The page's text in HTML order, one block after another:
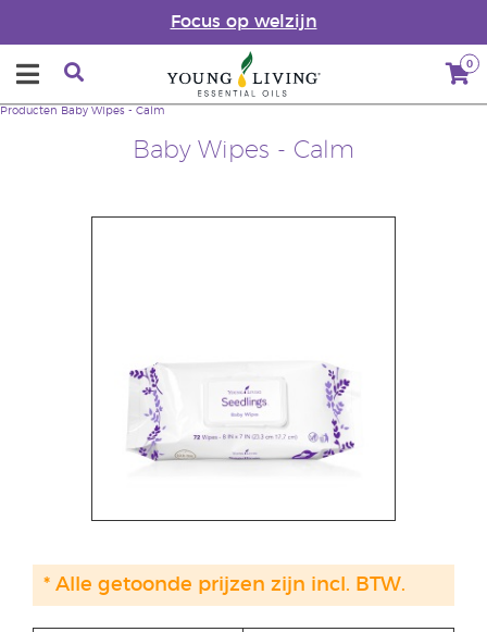
Focus op welzijn
0
Baby Wipes - Calm
Producten Baby Wipes - Calm
* Alle getoonde prijzen zijn incl. BTW.